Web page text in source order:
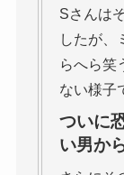
Sさんは
したが、
らへら笑
ない様子
ついに
い男か